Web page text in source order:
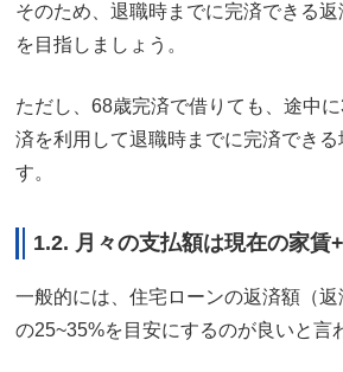
そのため、退職時までに完済できる
を目指しましょう。
ただし、68歳完済で借りても、途中
済を利用して退職時までに完済できる
す。
1.2. 月々の支払額は現在の家賃
一般的には、住宅ローンの返済額（
の25~35%を目安にするのが良いと言